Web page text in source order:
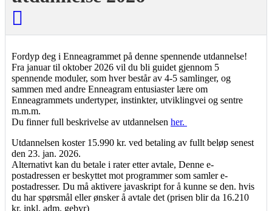
Fordyp deg i Enneagrammet på denne spennende utdannelse!
Fra januar til oktober 2026 vil du bli guidet gjennom 5
spennende moduler, som hver består av 4-5 samlinger, og
sammen med andre Enneagram entusiaster lære om
Enneagrammets undertyper, instinkter, utviklingvei og sentre
m.m.m.
Du finner full beskrivelse av utdannelsen her.
Utdannelsen koster 15.990 kr. ved betaling av fullt beløp senest
den 23. jan. 2026.
Alternativt kan du betale i rater etter avtale, Denne e-
postadressen er beskyttet mot programmer som samler e-
postadresser. Du må aktivere javaskript for å kunne se den. hvis
du har spørsmål eller ønsker å avtale det (prisen blir da 16.210
kr. inkl. adm. gebyr)